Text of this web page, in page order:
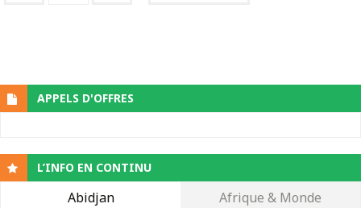
APPELS D'OFFRES
L’INFO EN CONTINU
Abidjan Afrique & Monde